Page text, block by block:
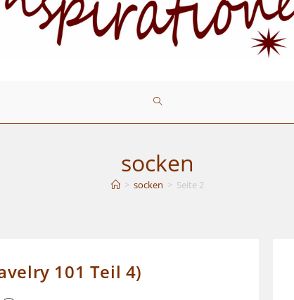
WEBSITE-
UMSCHALTEN
socken
> socken > Seite 2
101 Teil 4)